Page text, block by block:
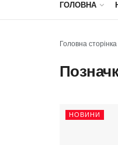
ГОЛОВНА
Головна сторінка
НОВИНИ